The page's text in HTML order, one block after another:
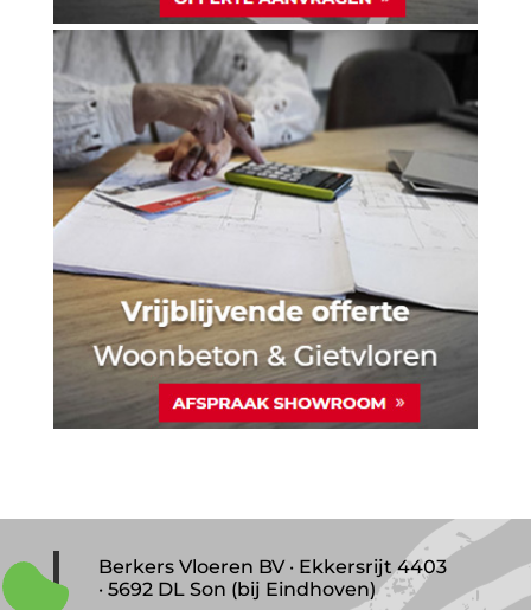
Berkers Vloeren BV · Ekkersrijt 4403
· 5692 DL Son (bij Eindhoven)